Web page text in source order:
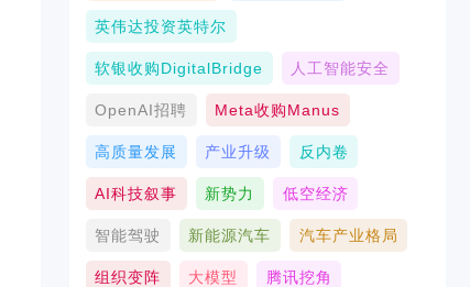
英伟达投资英特尔
软银收购DigitalBridge 人工智能安全
OpenAI招聘 Meta收购Manus
高质量发展 产业升级 反内卷
AI科技叙事 新势力 低空经济
智能驾驶 新能源汽车 汽车产业格局
组织变阵 大模型 腾讯挖角